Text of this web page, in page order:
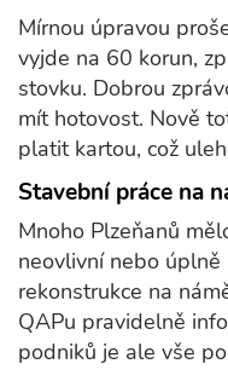
Mírnou úpravou
vyjde na 60 korun,
stovku. Dobrou
mít hotovost. Nově
platit kartou, což
Stavební práce na
Mnoho Plzeňanů
neovlivní nebo
rekonstrukce na
QAPu pravidelně
podniků je ale vše